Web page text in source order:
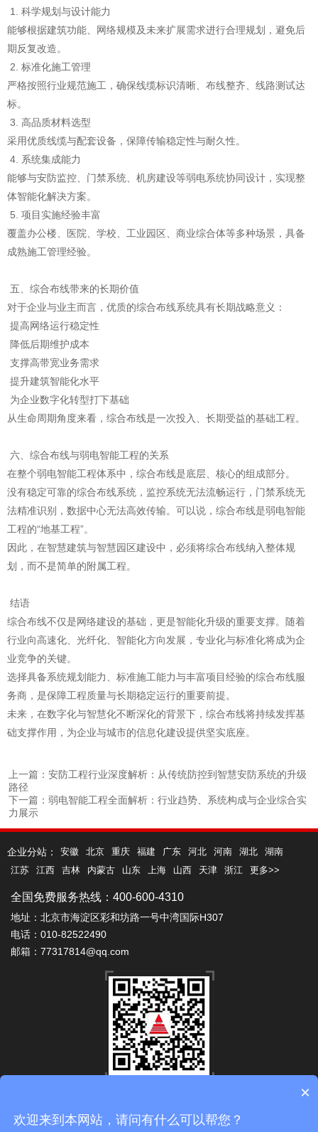
1. 科学规划与设计能力
能够根据建筑功能、网络规模及未来扩展需求进行合理规划，避免后
期反复改造。
2. 标准化施工管理
严格按照行业规范施工，确保线缆标识清晰、布线整齐、线路测试达
标。
3. 高品质材料选型
采用优质线缆与配套设备，保障传输稳定性与耐久性。
4. 系统集成能力
能够与安防监控、门禁系统、机房建设等弱电系统协同设计，实现整
体智能化解决方案。
5. 项目实施经验丰富
覆盖办公楼、医院、学校、工业园区、商业综合体等多种场景，具备
成熟施工管理经验。
五、综合布线带来的长期价值
对于企业与业主而言，优质的综合布线系统具有长期战略意义：
提高网络运行稳定性
降低后期维护成本
支撑高带宽业务需求
提升建筑智能化水平
为企业数字化转型打下基础
从生命周期角度来看，综合布线是一次投入、长期受益的基础工程。
六、综合布线与弱电智能工程的关系
在整个弱电智能工程体系中，综合布线是底层、核心的组成部分。
没有稳定可靠的综合布线系统，监控系统无法流畅运行，门禁系统无
法精准识别，数据中心无法高效传输。可以说，综合布线是弱电智能
工程的“地基工程”。
因此，在智慧建筑与智慧园区建设中，必须将综合布线纳入整体规
划，而不是简单的附属工程。
结语
综合布线不仅是网络建设的基础，更是智能化升级的重要支撑。随着
行业向高速化、光纤化、智能化方向发展，专业化与标准化将成为企
业竞争的关键。
选择具备系统规划能力、标准施工能力与丰富项目经验的综合布线服
务商，是保障工程质量与长期稳定运行的重要前提。
未来，在数字化与智慧化不断深化的背景下，综合布线将持续发挥基
础支撑作用，为企业与城市的信息化建设提供坚实底座。
上一篇：安防工程行业深度解析：从传统防控到智慧安防系统的升级
路径
下一篇：弱电智能工程全面解析：行业趋势、系统构成与企业综合实
力展示
企业分站： 安徽 北京 重庆 福建 广东 河北 河南 湖北
湖南
江苏
江西 吉林 内蒙古 山东 上海 山西 天津 浙江 更多>>
全国免费服务热线：400-600-4310
地址：北京市海淀区彩和坊路一号中湾国际H307
电话：010-82522490
邮箱：77317814@qq.com
备案号：
京ICP备10038001号
×
欢迎来到本网站，请问有什么可以帮您？